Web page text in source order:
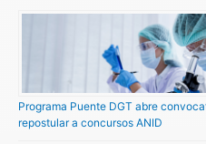
Programa Puente DGT abre
repostular a concursos ANID